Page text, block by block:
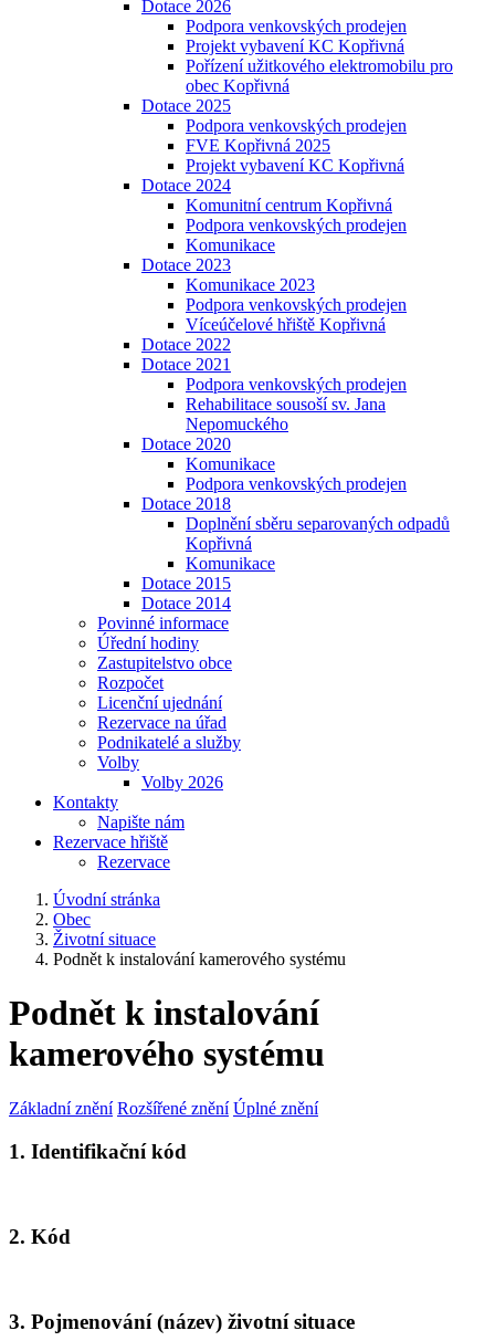
Dotace 2026
Podpora venkovských prodejen
Projekt vybavení KC Kopřivná
Pořízení užitkového elektromobilu pro
obec Kopřivná
Dotace 2025
Podpora venkovských prodejen
FVE Kopřivná 2025
Projekt vybavení KC Kopřivná
Dotace 2024
Komunitní centrum Kopřivná
Podpora venkovských prodejen
Komunikace
Dotace 2023
Komunikace 2023
Podpora venkovských prodejen
Víceúčelové hřiště Kopřivná
Dotace 2022
Dotace 2021
Podpora venkovských prodejen
Rehabilitace sousoší sv. Jana
Nepomuckého
Dotace 2020
Komunikace
Podpora venkovských prodejen
Dotace 2018
Doplnění sběru separovaných odpadů
Kopřivná
Komunikace
Dotace 2015
Dotace 2014
Povinné informace
Úřední hodiny
Zastupitelstvo obce
Rozpočet
Licenční ujednání
Rezervace na úřad
Podnikatelé a služby
Volby
Volby 2026
Kontakty
Napište nám
Rezervace hřiště
Rezervace
Úvodní stránka
Obec
Životní situace
Podnět k instalování kamerového systému
Podnět k instalování
kamerového systému
Základní znění Rozšířené znění Úplné znění
1. Identifikační kód
2. Kód
3. Pojmenování (název) životní situace